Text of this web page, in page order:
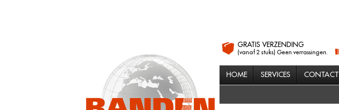
GRATIS VERZENDING
(vanaf 2 stuks) Geen verrassingen.
HOME SERVICES CONTACT